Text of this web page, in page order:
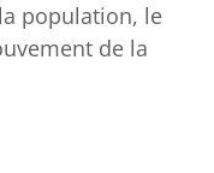
population, le
de la